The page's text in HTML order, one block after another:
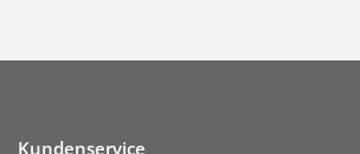
Kundenservice